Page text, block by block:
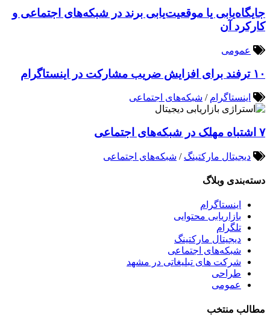
جایگاه‌یابی یا موقعیت‌یابی برند در شبکه‌های اجتماعی و
کارکرد آن
عمومی
۱۰ ترفند برای افزایش ضریب مشارکت در اینستاگرام
اینستاگرام / شبکه‌های اجتماعی
۷ اشتباه مهلک در شبکه‌های اجتماعی
دیجیتال مارکتینگ / شبکه‌های اجتماعی
دسته‌بندی وبلاگ
اینستاگرام
بازاریابی محتوایی
تلگرام
دیجیتال مارکتینگ
شبکه‌های اجتماعی
شرکت های تبلیغاتی در مشهد
طراحی
عمومی
مطالب منتخب